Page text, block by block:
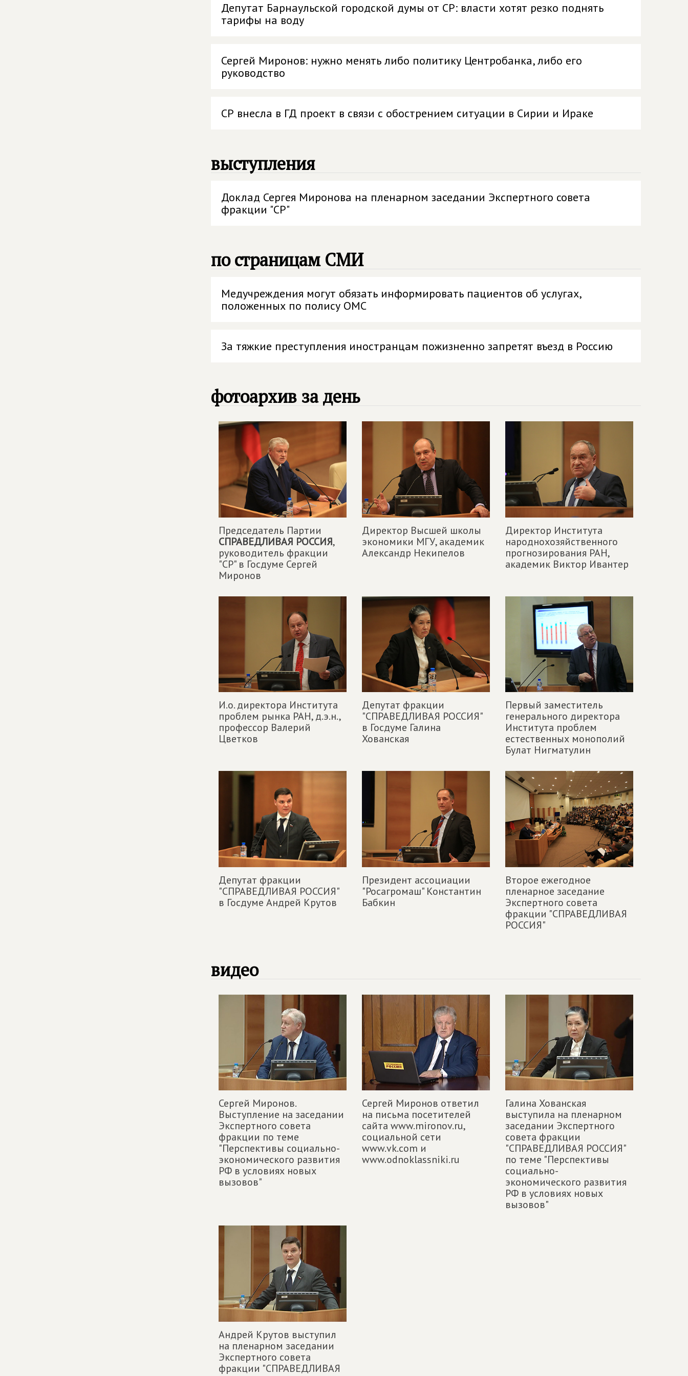
Депутат Барнаульской городской думы от СР: власти хотят резко поднять
тарифы на воду
Сергей Миронов: нужно менять либо политику Центробанка, либо его
руководство
СР внесла в ГД проект в связи с обострением ситуации в Сирии и Ираке
выступления
Доклад Сергея Миронова на пленарном заседании Экспертного совета
фракции "СР"
по страницам СМИ
Медучреждения могут обязать информировать пациентов об услугах,
положенных по полису ОМС
За тяжкие преступления иностранцам пожизненно запретят въезд в Россию
фотоархив за день
Председатель Партии
СПРАВЕДЛИВАЯ РОССИЯ,
руководитель фракции
"СР" в Госдуме Сергей
Миронов
Директор Высшей школы
экономики МГУ, академик
Александр Некипелов
Директор Института
народнохозяйственного
прогнозирования РАН,
академик Виктор Ивантер
И.о. директора Института
проблем рынка РАН, д.э.н.,
профессор Валерий
Цветков
Депутат фракции
"СПРАВЕДЛИВАЯ РОССИЯ"
в Госдуме Галина
Хованская
Первый заместитель
генерального директора
Института проблем
естественных монополий
Булат Нигматулин
Депутат фракции
"СПРАВЕДЛИВАЯ РОССИЯ"
в Госдуме Андрей Крутов
Президент ассоциации
"Росагромаш" Константин
Бабкин
Второе ежегодное
пленарное заседание
Экспертного совета
фракции "СПРАВЕДЛИВАЯ
РОССИЯ"
видео
Сергей Миронов.
Выступление на заседании
Экспертного совета
фракции по теме
"Перспективы социально-
экономического развития
РФ в условиях новых
вызовов"
Сергей Миронов ответил
на письма посетителей
сайта www.mironov.ru,
социальной сети
www.vk.com и
www.odnoklassniki.ru
Галина Хованская
выступила на пленарном
заседании Экспертного
совета фракции
"СПРАВЕДЛИВАЯ РОССИЯ"
по теме "Перспективы
социально-
экономического развития
РФ в условиях новых
вызовов"
Андрей Крутов выступил
на пленарном заседании
Экспертного совета
фракции "СПРАВЕДЛИВАЯ